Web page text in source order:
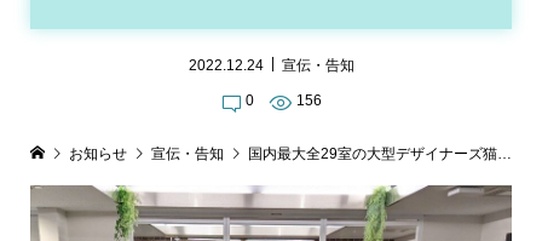
2022.12.24 宣伝・告知
0 156
お知らせ 宣伝・告知 国内最大全29室の大型デザイナーズ猫シェアハウス『にゃんこの森横浜』が横浜市磯子区に1/7オープン！猫カフェのような猫ラウンジ、防音室、ヨガスタジオ、屋上テラス。現地見学会もスタート。